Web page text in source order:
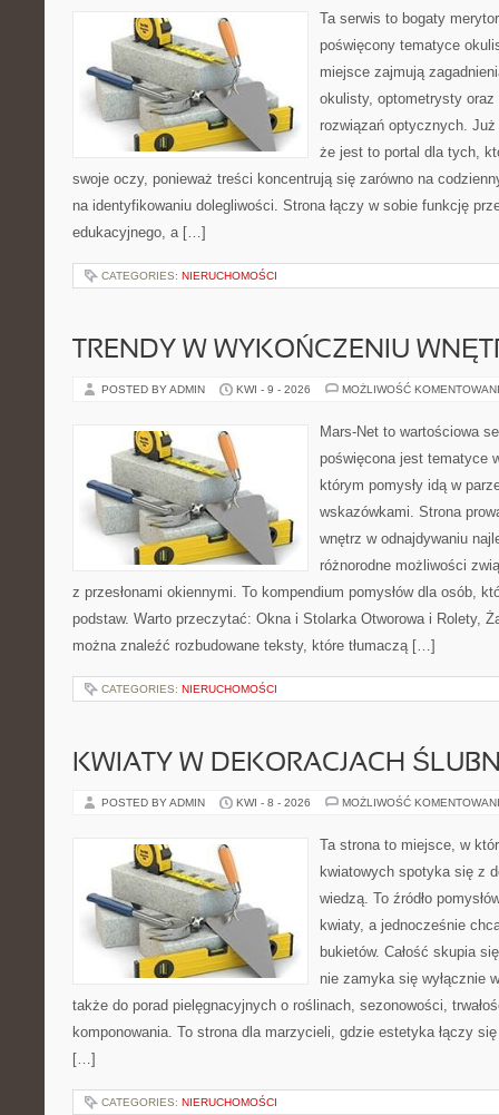
Ta serwis to bogaty
poświęcony tematyce
miejsce zajmują
okulisty, optometrysty oraz
rozwiązań optycznych.
że jest to portal dla tych,
swoje oczy, ponieważ treści koncentrują się zarówno na
na identyfikowaniu dolegliwości. Strona łączy w sobie funkcję
edukacyjnego, a […]
CATEGORIES: NIERUCHOMOŚCI
TRENDY W WYKOŃCZENIU
POSTED BY ADMIN KWI - 9 - 2026 MOŻLIWOŚĆ
Mars-Net to wartościowa
poświęcona jest tematyce
którym pomysły idą w
wskazówkami. Strona
wnętrz w odnajdywaniu
różnorodne możliwości
z przesłonami okiennymi. To kompendium pomysłów dla osób,
podstaw. Warto przeczytać: Okna i Stolarka Otworowa i Rolety,
można znaleźć rozbudowane teksty, które tłumaczą […]
CATEGORIES: NIERUCHOMOŚCI
KWIATY W DEKORACJACH
POSTED BY ADMIN KWI - 8 - 2026 MOŻLIWOŚĆ
Ta strona to miejsce, w
kwiatowych spotyka się z
wiedzą. To źródło
kwiaty, a jednocześnie
bukietów. Całość skupia
nie zamyka się wyłącznie
także do porad pielęgnacyjnych o roślinach, sezonowości,
komponowania. To strona dla marzycieli, gdzie estetyka łączy
[…]
CATEGORIES: NIERUCHOMOŚCI